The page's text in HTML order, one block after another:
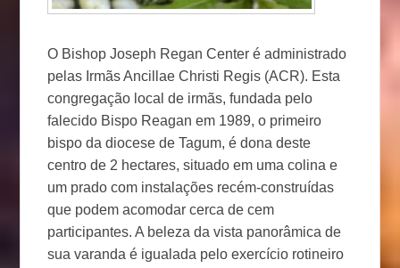
O Bishop Joseph Regan Center é administrado
pelas Irmãs Ancillae Christi Regis (ACR). Esta
congregação local de irmãs, fundada pelo
falecido Bispo Reagan em 1989, o primeiro
bispo da diocese de Tagum, é dona deste
centro de 2 hectares, situado em uma colina e
um prado com instalações recém-construídas
que podem acomodar cerca de cem
participantes. A beleza da vista panorâmica de
sua varanda é igualada pelo exercício rotineiro